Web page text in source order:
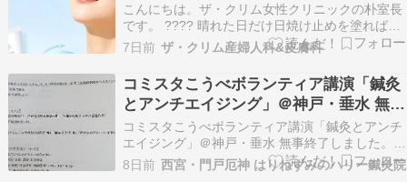
こんにちは。ザ・クリム女性クリニックの朴室長
です。 ???? 晴れた日だけ日焼け止めを塗れば十
分でしょうか？紫外線は季節や天気に関係なく、
毎日私たちの肌に影響を与えています。特にUVA
は窓ガラスを通り抜けるため、室内でも肌老化の
原因になることがあります。日焼け止めを毎日使
う習慣…
7日前 ザ・クリム産婦人科&皮膚科
コミスタこうべボランティア講演「鍼灸
とアンチエイジング」＠神戸・垂水 無事
終了！
コミスタこうべボランティア講演「鍼灸とアンチ
エイジング」＠神戸・垂水 無事終了しました。あ
りがとうございました。
8日前 西宮・門戸厄神 はりねずみのハリー鍼灸院